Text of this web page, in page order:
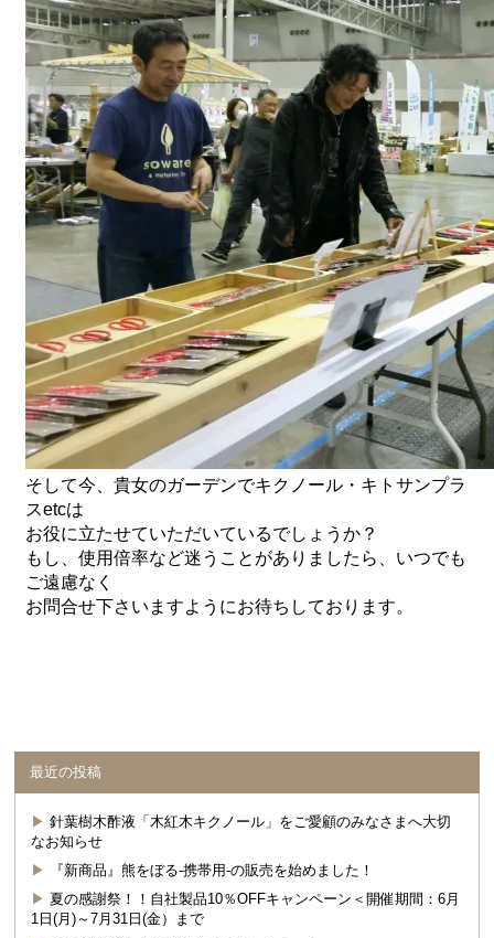
そして今、貴女のガーデンでキクノール・キトサンプラ
スetcは
お役に立たせていただいているでしょうか？
もし、使用倍率など迷うことがありましたら、いつでも
ご遠慮なく
お問合せ下さいますようにお待ちしております。
最近の投稿
針葉樹木酢液「木紅木キクノール」をご愛顧のみなさまへ大切
なお知らせ
『新商品』熊をぼる-携帯用-の販売を始めました！
夏の感謝祭！！自社製品10％OFFキャンペーン＜開催期間：6月
1日(月)～7月31日(金）まで